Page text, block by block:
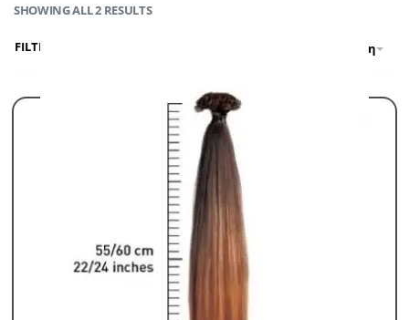
SHOWING ALL 2 RESULTS
Προκαθορισμένη ταξινόμηση
FILTER